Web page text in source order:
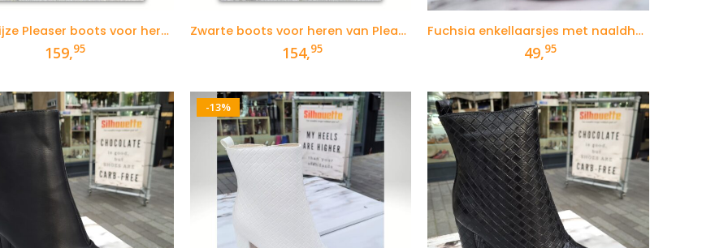
Zilvergrijze Pleaser boots voor heren
159,95
Zwarte boots voor heren van Pleaser Demonia Cult
154,95
Fuchsia enkellaarsjes met naaldhak en spitse neus
49,95
-13%